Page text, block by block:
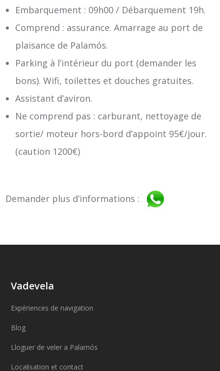
Embarquement : 09h00 / Débarquement 19h.
Comprend : assurance. Amarrage au port de
plaisance de Palamós.
Parking à l’intérieur du port (demander les
bons). Wifi, toilettes et douches gratuites.
Assistant d’aviron.
Ne comprend pas : carburant, nettoyage de
sortie/ moteur hors-bord d’appoint 95€/jour.
(caution 1200€)
Demander plus d’informations :
Vadevela
Expériences de navigation
Blog
Lloguer de veler a Palamós
Localisation et contact